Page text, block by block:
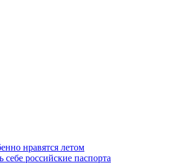
нравятся летом
российские паспорта